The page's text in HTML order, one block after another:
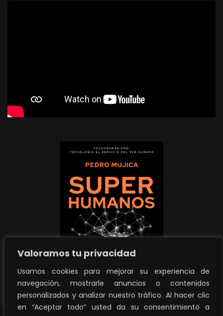
Valoramos tu privacidad
Usamos cookies para mejorar su experiencia de
navegación, mostrarle anuncios o contenidos
personalizados y analizar nuestro tráfico. Al hacer clic
en “Aceptar todo” usted da su consentimiento a